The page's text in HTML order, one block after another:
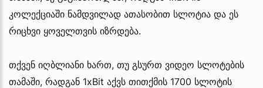
კოლექციაში ნამდვილად ათასობით სლოტია და ეს
რიცხვი ყოველთვის იზრდება.
თქვენ იღბლიანი ხართ, თუ გსურთ ვიდეო სლოტების
თამაში, რადგან 1xBit აქვს თითქმის 1700 სლოტის